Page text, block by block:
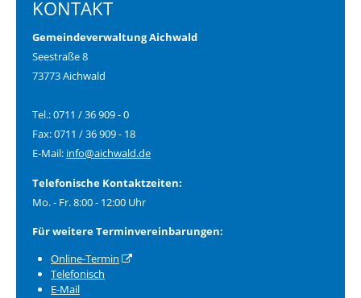
KONTAKT
Gemeindeverwaltung Aichwald
Seestraße 8
73773 Aichwald
Tel.: 0711 / 36 909 - 0
Fax: 0711 / 36 909 - 18
E-Mail: info@aichwald.de
Telefonische Kontaktzeiten:
Mo. - Fr. 8:00 - 12:00 Uhr
Für weitere Terminvereinbarungen:
Online-Termin
Telefonisch
E-Mail